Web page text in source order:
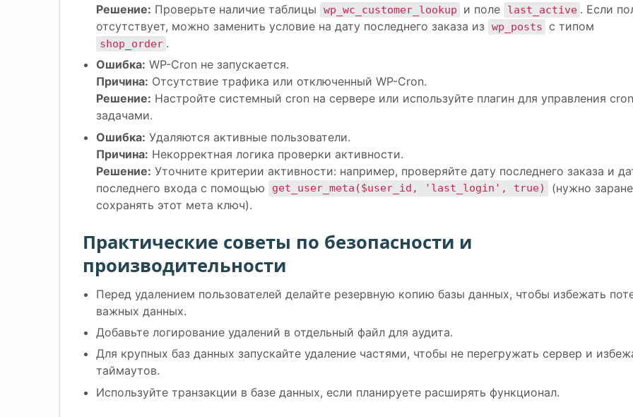
Решение: Проверьте наличие таблицы wp_wc_customer_lookup и поле last_active . Если
отсутствует, можно заменить условие на дату последнего заказа из wp_posts с типом
shop_order .
Ошибка: WP-Cron не запускается.
Причина: Отсутствие трафика или отключенный WP-Cron.
Решение: Настройте системный cron на сервере или используйте плагин для управления
задачами.
Ошибка: Удаляются активные пользователи.
Причина: Некорректная логика проверки активности.
Решение: Уточните критерии активности: например, проверяйте дату последнего заказа и
последнего входа с помощью
get_user_meta($user_id, 'last_login', true)
(нужно
сохранять этот мета ключ).
Практические советы по безопасности и
производительности
Перед удалением пользователей делайте резервную копию базы данных, чтобы избежать
важных данных.
Добавьте логирование удалений в отдельный файл для аудита.
Для крупных баз данных запускайте удаление частями, чтобы не перегружать сервер и
таймаутов.
Используйте транзакции в базе данных, если планируете расширять функционал.